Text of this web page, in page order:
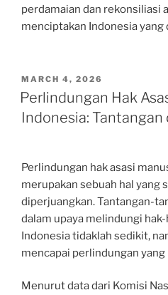
perdamaian dan rekonsiliasi
menciptakan Indonesia yang
POSTED
ON
MARCH 4, 2026
Perlindungan Hak
Indonesia: Tantangan
Perlindungan hak asasi
merupakan sebuah hal yang
diperjuangkan. Tantangan-
dalam upaya melindungi
Indonesia tidaklah sedikit,
mencapai perlindungan
Menurut data dari Komisi